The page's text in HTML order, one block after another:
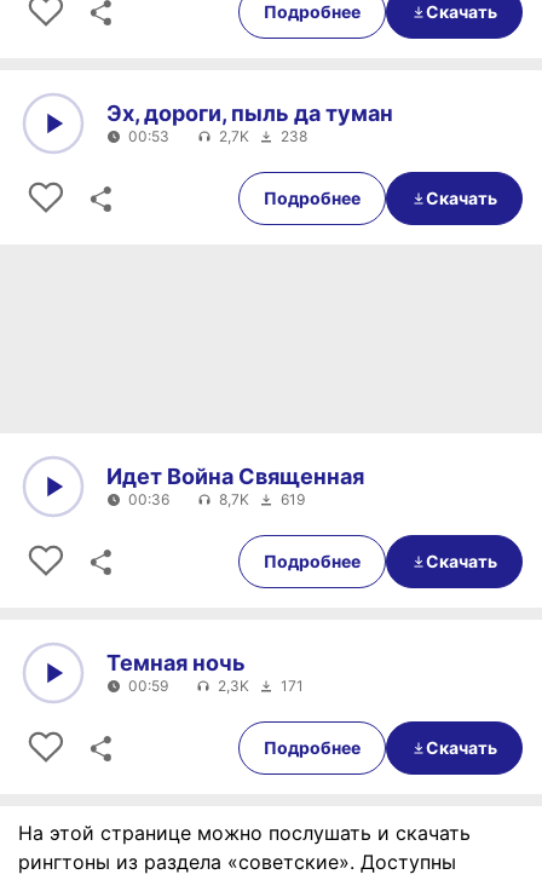
Подробнее Скачать
00:53
Эх, дороги, пыль да туман
00:53 2,7K 238
Подробнее Скачать
00:36
Идет Война Священная
00:36 8,7K 619
Подробнее Скачать
00:59
Темная ночь
00:59 2,3K 171
Подробнее Скачать
На этой странице можно послушать и скачать
рингтоны из раздела «советские». Доступны